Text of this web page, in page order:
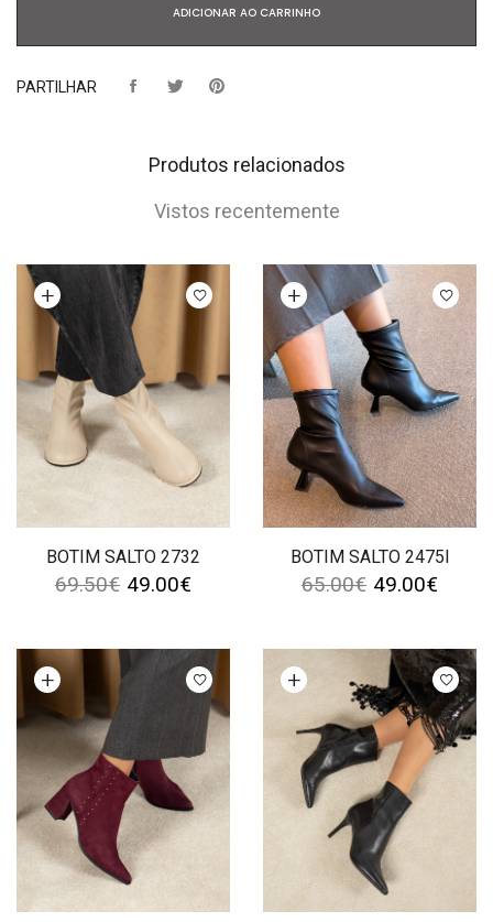
ADICIONAR AO CARRINHO
PARTILHAR
Produtos relacionados
Vistos recentemente
BOTIM SALTO 2732
opções
69.50€ 49.00€
BOTIM SALTO 2475I
Ver opções
65.00€ 49.00€
opções Ver opções